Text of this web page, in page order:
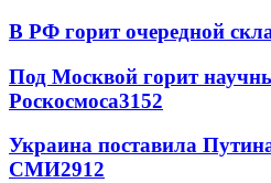
В РФ горит очередной
Под Москвой горит
Роскосмоса3152
Украина поставила
СМИ2912